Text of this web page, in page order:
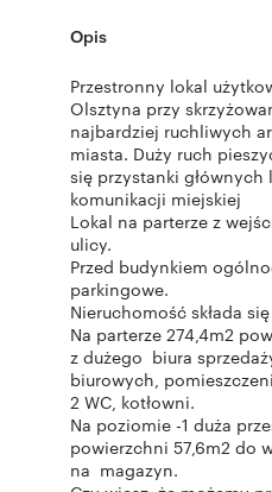
Opis
Przestronny lokal
Olsztyna przy
najbardziej ruchliwych
miasta. Duży ruch
się przystanki
komunikacji miejskiej
Lokal na parterze z
ulicy.
Przed budynkiem
parkingowe.
Nieruchomość składa
Na parterze 274,4m2
z dużego biura
biurowych,
2 WC, kotłowni.
Na poziomie -1 duża
powierzchni 57,6m2 do
na magazyn.